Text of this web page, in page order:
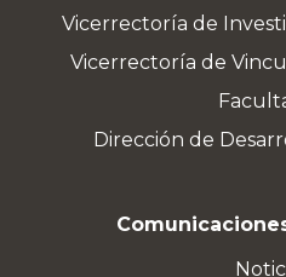
Vicerrectoría de
Vicerrectoría de
Dirección de